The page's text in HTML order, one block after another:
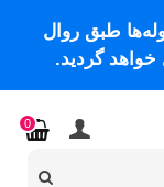
طبق روال
گردید.
0